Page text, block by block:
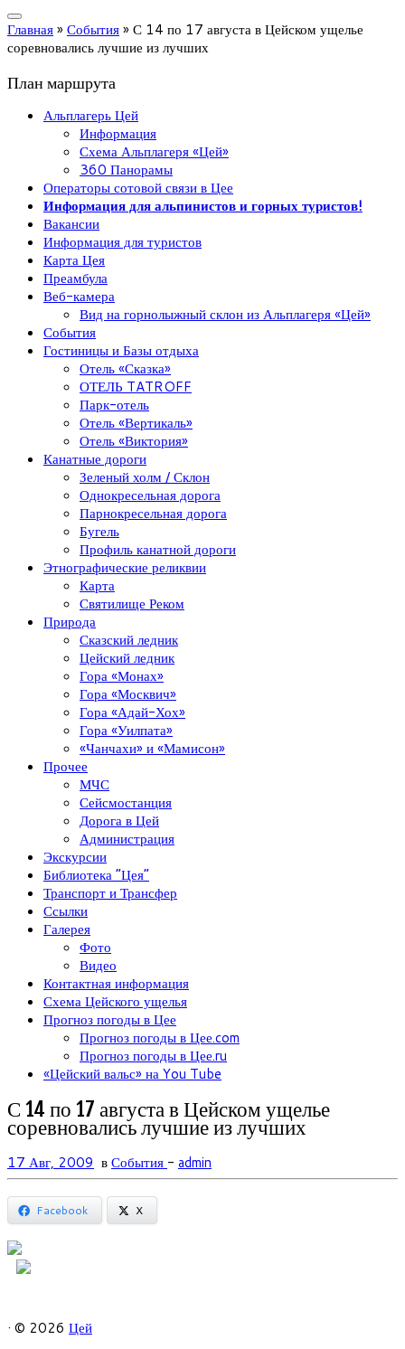
Главная» События» С 14 по 17 августа в Цейском ущелье
соревновались лучшие из лучших
План маршрута
Альплагерь Цей
Информация
Схема Альплагеря «Цей»
360 Панорамы
Операторы сотовой связи в Цее
Информация для альпинистов и горных туристов!
Вакансии
Информация для туристов
Карта Цея
Преамбула
Веб-камера
Вид на горнолыжный склон из Альплагеря «Цей»
События
Гостиницы и Базы отдыха
Отель «Сказка»
ОТЕЛЬ TATROFF
Парк-отель
Отель «Вертикаль»
Отель «Виктория»
Канатные дороги
Зеленый холм / Склон
Однокресельная дорога
Парнокресельная дорога
Бугель
Профиль канатной дороги
Этнографические реликвии
Карта
Святилище Реком
Природа
Сказский ледник
Цейский ледник
Гора «Монах»
Гора «Москвич»
Гора «Адай-Хох»
Гора «Уилпата»
«Чанчахи» и «Мамисон»
Прочее
МЧС
Сейсмостанция
Дорога в Цей
Администрация
Экскурсии
Библиотека “Цея”
Транспорт и Трансфер
Ссылки
Галерея
Фото
Видео
Контактная информация
Схема Цейского ущелья
Прогноз погоды в Цее
Прогноз погоды в Цее.com
Прогноз погоды в Цее.ru
«Цейский вальс» на You Tube
С 14 по 17 августа в Цейском ущелье
соревновались лучшие из лучших
17 Авг, 2009 вСобытия - admin
Facebook X
· © 2026 Цей